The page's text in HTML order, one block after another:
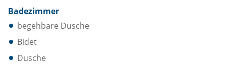
Badezimmer
begehbare Dusche
Bidet
Dusche